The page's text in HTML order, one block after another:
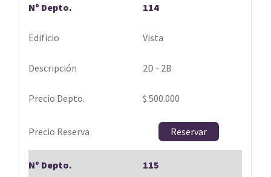
114
Vista
2D - 2B
$ 500.000
Reservar
115